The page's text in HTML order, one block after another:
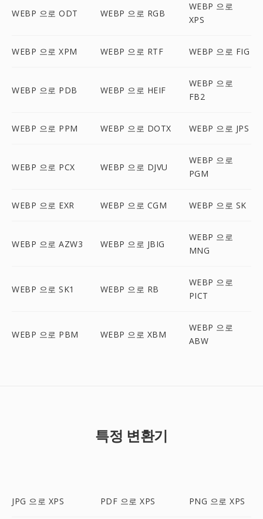
WEBP 으로 ODT WEBP 으로 RGB
WEBP 으로
XPS
WEBP 으로 XPM WEBP 으로 RTF WEBP 으로 FIG
WEBP 으로 PDB WEBP 으로 HEIF
WEBP 으로
FB2
WEBP 으로 PPM WEBP 으로 DOTX WEBP 으로 JPS
WEBP 으로 PCX WEBP 으로 DJVU
WEBP 으로
PGM
WEBP 으로 EXR WEBP 으로 CGM WEBP 으로 SK
WEBP 으로 AZW3 WEBP 으로 JBIG
WEBP 으로
MNG
WEBP 으로 SK1 WEBP 으로 RB
WEBP 으로
PICT
WEBP 으로 PBM WEBP 으로 XBM
WEBP 으로
ABW
특정 변환기
JPG 으로 XPS PDF 으로 XPS PNG 으로 XPS